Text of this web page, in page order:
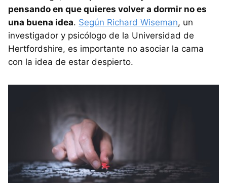
pensando en que quieres volver a dormir no es
una buena idea. Según Richard Wiseman, un
investigador y psicólogo de la Universidad de
Hertfordshire, es importante no asociar la cama
con la idea de estar despierto.